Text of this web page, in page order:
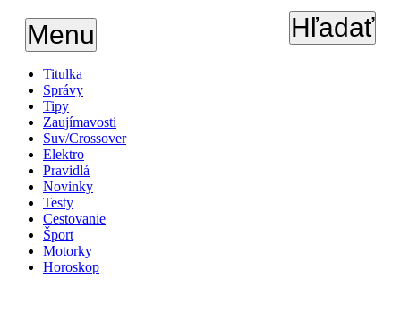
Menu Hľadať
Titulka
Správy
Tipy
Zaujímavosti
Suv/Crossover
Elektro
Pravidlá
Novinky
Testy
Cestovanie
Šport
Motorky
Horoskop